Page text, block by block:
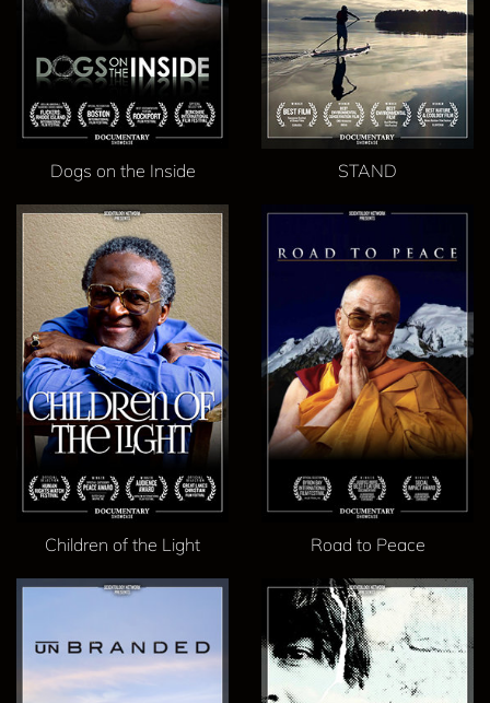
Dogs on the Inside STAND
Children of the Light Road to Peace